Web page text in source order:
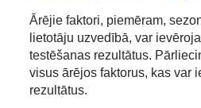
Ārējie faktori, piemēram,
lietotāju uzvedībā, var
testēšanas rezultātus.
visus ārējos faktorus, kas var
rezultātus.